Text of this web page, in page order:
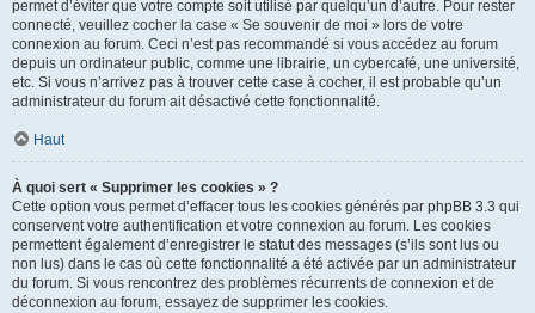
permet d’éviter que votre compte soit utilisé par quelqu’un d’autre. Pour rester
connecté, veuillez cocher la case « Se souvenir de moi » lors de votre
connexion au forum. Ceci n’est pas recommandé si vous accédez au forum
depuis un ordinateur public, comme une librairie, un cybercafé, une université,
etc. Si vous n’arrivez pas à trouver cette case à cocher, il est probable qu’un
administrateur du forum ait désactivé cette fonctionnalité.
Haut
À quoi sert « Supprimer les cookies » ?
Cette option vous permet d’effacer tous les cookies générés par phpBB 3.3 qui
conservent votre authentification et votre connexion au forum. Les cookies
permettent également d’enregistrer le statut des messages (s’ils sont lus ou
non lus) dans le cas où cette fonctionnalité a été activée par un administrateur
du forum. Si vous rencontrez des problèmes récurrents de connexion et de
déconnexion au forum, essayez de supprimer les cookies.